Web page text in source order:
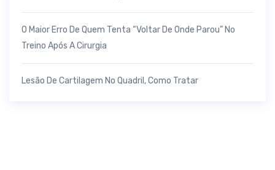
O Maior Erro De Quem Tenta “voltar De Onde Parou” No
Treino Após A Cirurgia
Lesão De Cartilagem No Quadril, Como Tratar